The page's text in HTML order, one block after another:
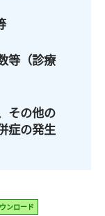
等（診療
その他の
症の発生
ンロード